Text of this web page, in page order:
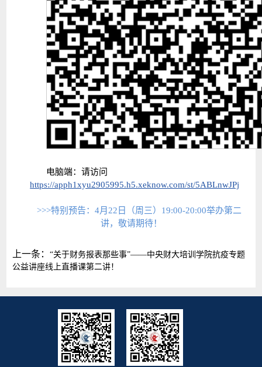
电脑端：请访问
https://apph1xyu2905995.h5.xeknow.com/st/5ABLnwJPj
>>>特别预告：4月22日（周三）19:00-20:00举办第二
讲，敬请期待！
上一条：“关于财务报表那些事”——中央财大培训学院抗疫专题
公益讲座线上直播课第二讲！